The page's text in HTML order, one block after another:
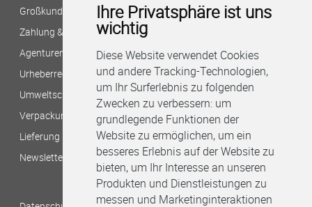
Ihre Privatsphäre ist uns
wichtig
Diese Website verwendet Cookies
und andere Tracking-Technologien,
um Ihr Surferlebnis zu folgenden
Zwecken zu verbessern: um
grundlegende Funktionen der
Website zu ermöglichen, um ein
besseres Erlebnis auf der Website zu
bieten, um Ihr Interesse an unseren
Produkten und Dienstleistungen zu
messen und Marketinginteraktionen
Großkunden/Filialversand
Zahlung & Versand
Agenturen/Druckereien
Urheberrecht/Bildnachweis
Umweltschutz bei B&M
Verpackungshinweise
Lieferung per Stadtkurier
Newsletter